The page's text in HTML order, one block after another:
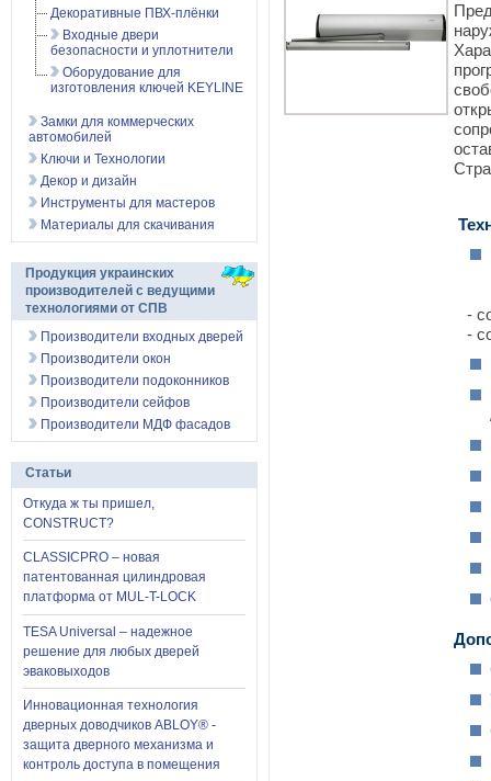
-
-
Декоративные ПВХ-плёнки
Входные двери
безопасности и уплотнители
Оборудование для
изготовления ключей KEYLINE
Замки для коммерческих
автомобилей
Ключи и Технологии
Декор и дизайн
Инструменты для мастеров
Материалы для скачивания
Продукция украинских
производителей с ведущими
технологиями от СПВ
Производители входных дверей
Производители окон
Производители подоконников
Производители сейфов
Производители МДФ фасадов
Статьи
Откуда ж ты пришел,
CONSTRUCT?
CLASSICPRO – новая
патентованная цилиндровая
платформа от MUL-T-LOCK
TESA Universal – надежное
решение для любых дверей
эваковыходов
Инновационная технология
дверных доводчиков ABLOY® -
защита дверного механизма и
контроль доступа в помещения